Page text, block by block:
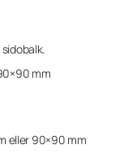
mm
eller 90×90 mm